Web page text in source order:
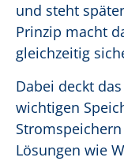
und steht
Prinzip macht
gleichzeitig
Dabei deckt
wichtigen
Lösungen wie